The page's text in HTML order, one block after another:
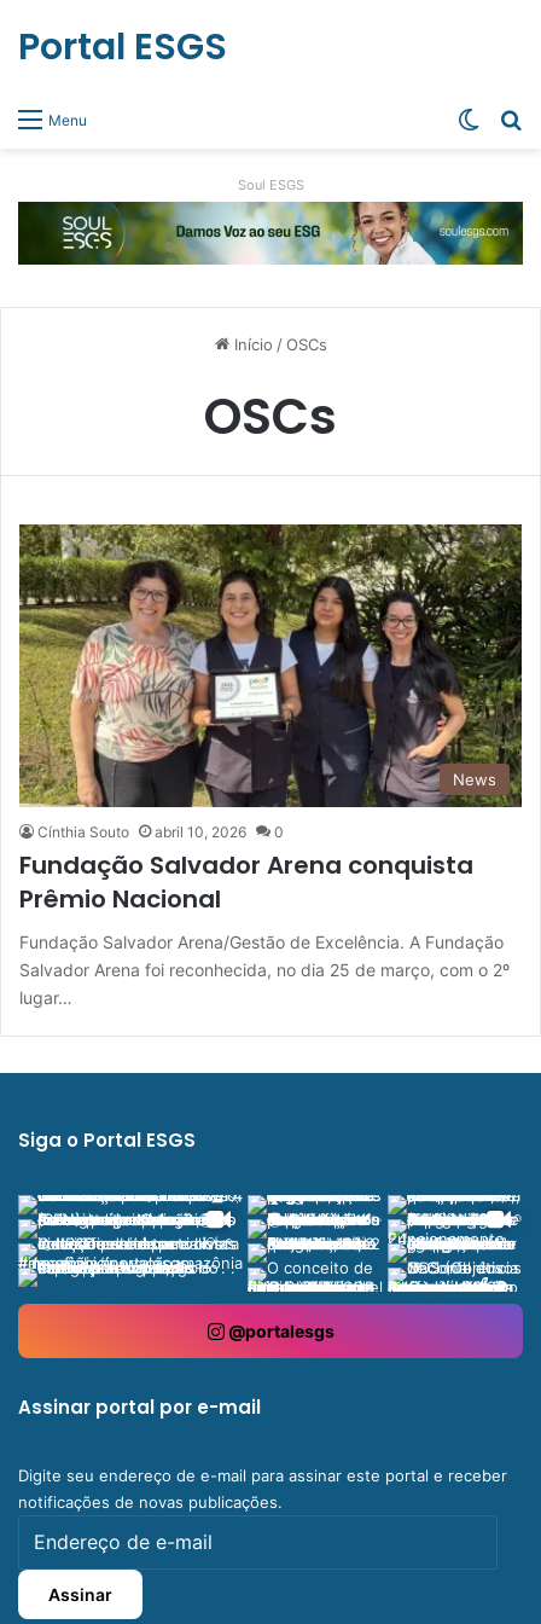
Menu
Portal ESGS
Soul ESGS
Início / OSCs
OSCs
News
Cínthia Souto abril 10, 2026 0
Fundação Salvador Arena conquista
Prêmio Nacional
Fundação Salvador Arena/Gestão de Excelência. A Fundação
Salvador Arena foi reconhecida, no dia 25 de março, com o 2º
lugar…
Siga o Portal ESGS
@portalesgs
Assinar portal por e-mail
Digite seu endereço de e-mail para assinar este portal e receber
notificações de novas publicações.
de
e-
mail
Assinar